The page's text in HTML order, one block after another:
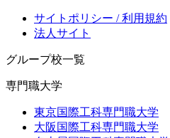
サイトポリシー / 利用規約
法人サイト
グループ校一覧
専門職大学
東京国際工科専門職大学
大阪国際工科専門職大学